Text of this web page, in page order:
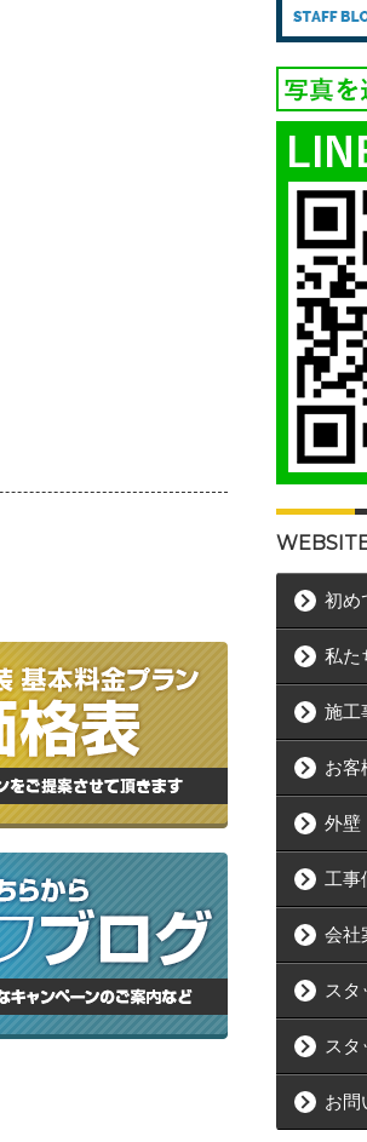
初め
私た
施工
お客
外壁
工事
会社
スタ
スタ
お問